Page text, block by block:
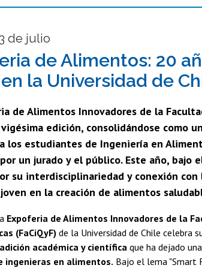
Nutrición
de julio
de Alimentos: 20
la Universidad de
de Alimentos Innovadores de la
edición, consolidándose como
los estudiantes de Ingeniería en
un jurado y el público. Este año,
su interdisciplinariedad y conexión
en la creación de alimentos
Expoferia de Alimentos Innovadores de la
(FaCiQyF) de la Universidad de Chile celebra
académica y científica que ha dejado
ingenieras en alimentos. Bajo el lema "Smart